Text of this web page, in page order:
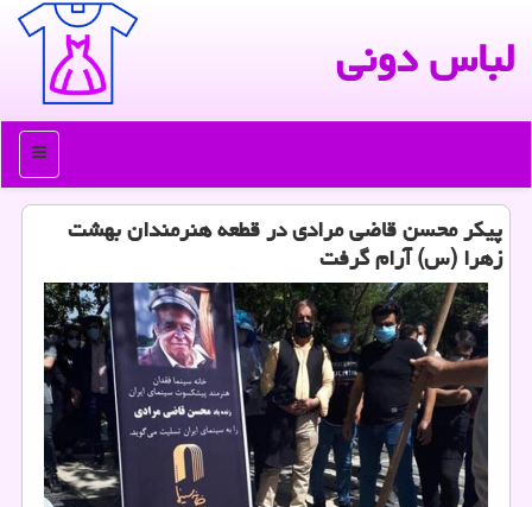
لباس دونی
منو
پیكر محسن قاضی مرادی در قطعه هنرمندان بهشت
زهرا (س) آرام گرفت